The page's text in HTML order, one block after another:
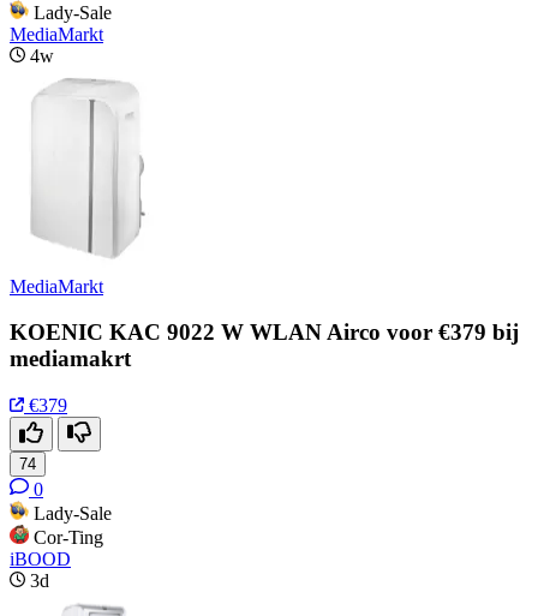
Lady-Sale
MediaMarkt
4w
MediaMarkt
KOENIC KAC 9022 W WLAN Airco voor €379 bij
mediamakrt
€379
74
0
Lady-Sale
Cor-Ting
iBOOD
3d